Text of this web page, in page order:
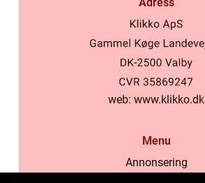
web: www.klikko.dk
Menu
Annonsering